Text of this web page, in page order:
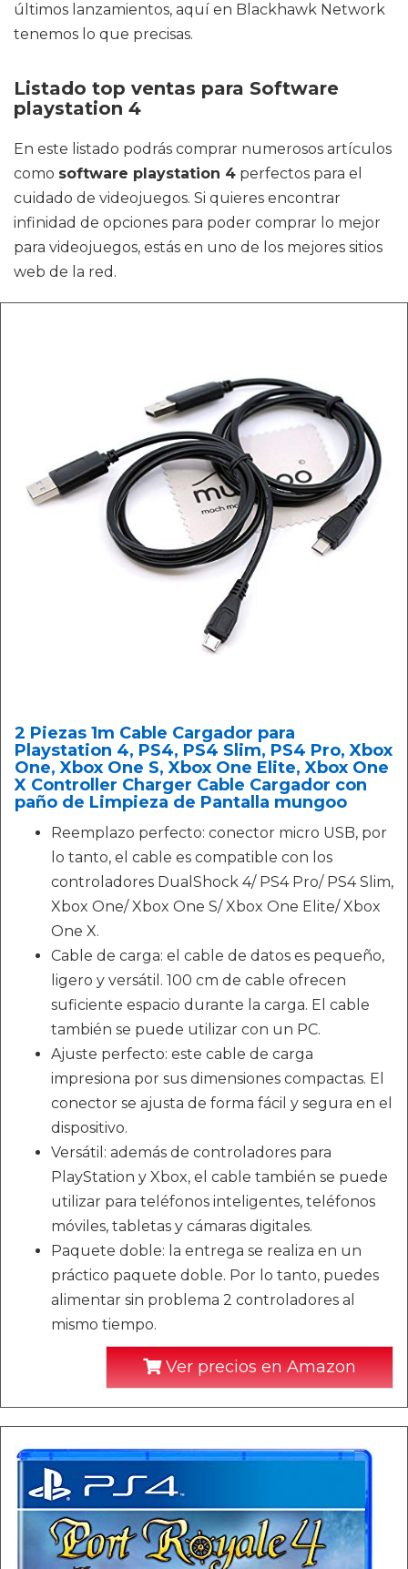
últimos lanzamientos, aquí en Blackhawk Network
tenemos lo que precisas.
Listado top ventas para Software
playstation 4
En este listado podrás comprar numerosos artículos
como software playstation 4 perfectos para el
cuidado de videojuegos. Si quieres encontrar
infinidad de opciones para poder comprar lo mejor
para videojuegos, estás en uno de los mejores sitios
web de la red.
2 Piezas 1m Cable Cargador para
Playstation 4, PS4, PS4 Slim, PS4 Pro, Xbox
One, Xbox One S, Xbox One Elite, Xbox One
X Controller Charger Cable Cargador con
paño de Limpieza de Pantalla mungoo
Reemplazo perfecto: conector micro USB, por
lo tanto, el cable es compatible con los
controladores DualShock 4/ PS4 Pro/ PS4 Slim,
Xbox One/ Xbox One S/ Xbox One Elite/ Xbox
One X.
Cable de carga: el cable de datos es pequeño,
ligero y versátil. 100 cm de cable ofrecen
suficiente espacio durante la carga. El cable
también se puede utilizar con un PC.
Ajuste perfecto: este cable de carga
impresiona por sus dimensiones compactas. El
conector se ajusta de forma fácil y segura en el
dispositivo.
Versátil: además de controladores para
PlayStation y Xbox, el cable también se puede
utilizar para teléfonos inteligentes, teléfonos
móviles, tabletas y cámaras digitales.
Paquete doble: la entrega se realiza en un
práctico paquete doble. Por lo tanto, puedes
alimentar sin problema 2 controladores al
mismo tiempo.
Ver precios en Amazon